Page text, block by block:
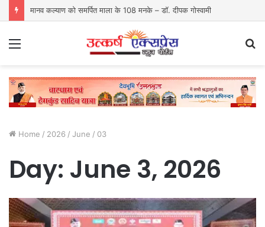
मानव कल्याण को समर्पित माला के 108 मनके – डॉ. दीपक गोस्वामी
Home / 2026 / June / 03
Day: June 3, 2026